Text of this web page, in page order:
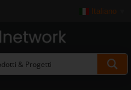
Italiano